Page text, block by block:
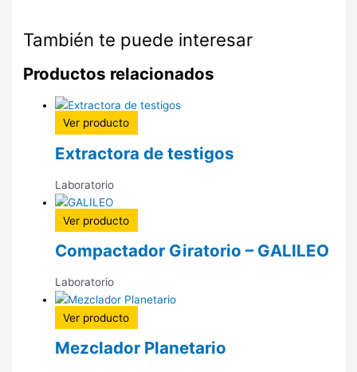
También te puede interesar
Productos relacionados
Ver producto
Extractora de testigos
Laboratorio
Ver producto
Compactador Giratorio – GALILEO
Laboratorio
Ver producto
Mezclador Planetario